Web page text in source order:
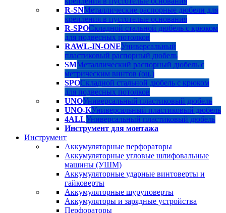
R-SNМеталлические распорные дюбели для
крепления в пустотелые основания
R-SPOСкладной стальной дюбель с крюком
для подвесных потолков
RAWL-IN-ONEУниверсальный
пластиковый распорный дюбель
SMМеталлический распорный дюбель с
метрическим винтов (оц.)
SPOСкладной стальной дюбель с крюком
для подвесных потолков
UNOУниверсальный пластиковый дюбель
UNO-KУниверсальный пластиковый дюбель
4ALLУниверсальный пластиковый дюбель
Инструмент для монтажа
Инструмент
Аккумуляторные перфораторы
Аккумуляторные угловые шлифовальные
машины (УШМ)
Аккумуляторные ударные винтоверты и
гайковерты
Аккумуляторные шуруповерты
Аккумуляторы и зарядные устройства
Перфораторы